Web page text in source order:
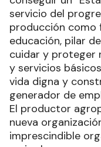
servicio del
producción como
educación, pilar
cuidar y proteger
y servicios
vida digna y
generador de
El productor
nueva
imprescindible